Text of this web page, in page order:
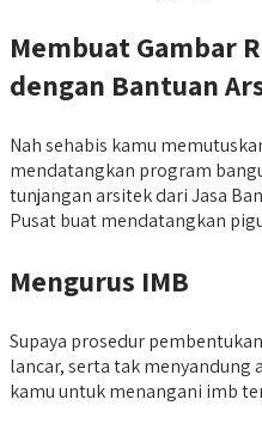
Membuat Gambar
dengan Bantuan
Nah sehabis kamu
mendatangkan program
tunjangan arsitek dari Jasa
Pusat buat mendatangkan
Mengurus IMB
Supaya prosedur
lancar, serta tak menyandung
kamu untuk menangani imb